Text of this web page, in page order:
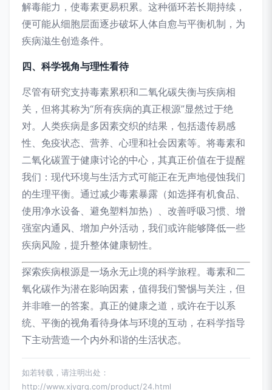
解毒能力，使毒素更易积累。这种循环若长期持续，
便可能从细胞层面逐步破坏人体自愈与平衡机制，为
疾病滋生创造条件。
四、科学视角与理性看待
尽管有研究支持毒素累积和二氧化碳失衡与疾病相
关，但将其称为“所有疾病的真正根源”显然过于绝
对。人类疾病是多因素交织的结果，包括遗传易感
性、免疫状态、营养、心理和社会因素等。将毒素和
二氧化碳置于健康讨论的中心，其真正价值在于提醒
我们：现代环境与生活方式可能正在无声地侵蚀我们
的生理平衡。通过减少毒素暴露（如选择有机食品、
使用净水设备、避免塑料加热）、改善呼吸习惯、增
强室内通风、增加户外活动，我们或许能够降低一些
疾病风险，提升整体健康韧性。
探索疾病根源是一场永无止境的科学旅程。毒素和二
氧化碳作为潜在影响因素，值得我们警惕与关注，但
并非唯一的答案。真正的健康之道，或许在于以系
统、平衡的视角看待身体与环境的互动，在科学指导
下主动营造一个内外和谐的生活状态。
如若转载，请注明出处：
http://www.xjyqrq.com/product/24.html